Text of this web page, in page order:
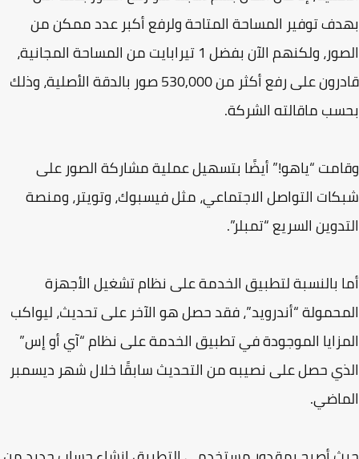
توفير المساحة المتاحة ولرفع أكبر عدد ممكن من
الصور، ولكنهم الآن بفضل 1 تيرابايت من المساحة المجانية،
قادرون على رفع أكثر من 530,000 صور بالدقة الأصلية، وذلك
ماقالته الشركة.
“ياهو!” أيضًا بتسهيل عملية مشاركة الصور على
التواصل الاجتماعي، مثل فيسبوك، وتويتر، ومنصة
السريع “تمبلر”.
بالنسبة لتطبيق الخدمة على نظام تشغيل الأجهزة
“أندرويد”، فقد حصل هو الآخر على تحديث، ليواكب
الموجودة في تطبيق الخدمة على نظام “آي أو إس”
حصل على نصيبه من التحديث سابقًا خلال شهر ديسمبر